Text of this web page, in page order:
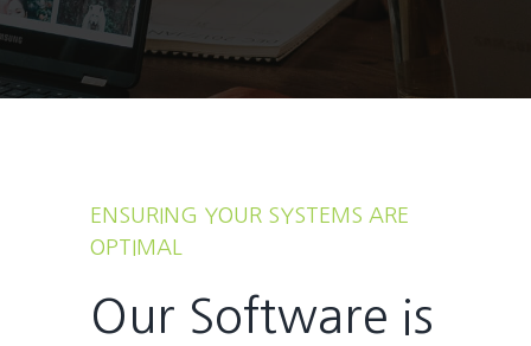
ENSURING YOUR SYSTEMS ARE
OPTIMAL
Our Software is